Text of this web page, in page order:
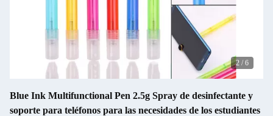
2 / 6
Blue Ink Multifunctional Pen 2.5g Spray de desinfectante y
soporte para teléfonos para las necesidades de los estudiantes